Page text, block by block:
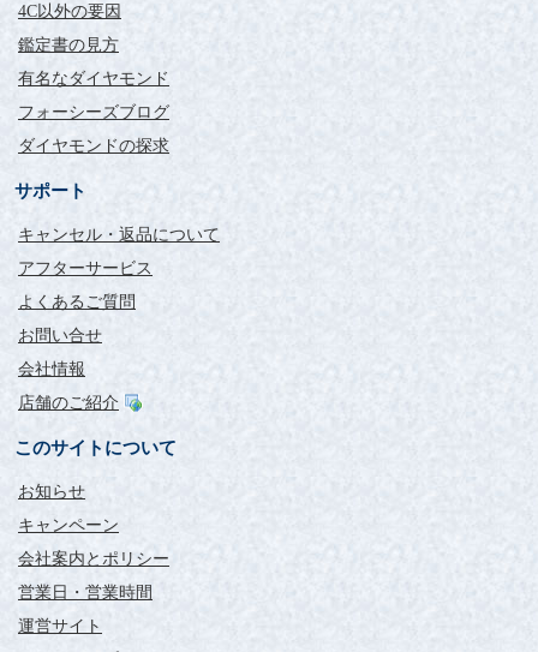
4C以外の要因
鑑定書の見方
有名なダイヤモンド
フォーシーズブログ
ダイヤモンドの探求
サポート
キャンセル・返品について
アフターサービス
よくあるご質問
お問い合せ
会社情報
店舗のご紹介
このサイトについて
お知らせ
キャンペーン
会社案内とポリシー
営業日・営業時間
運営サイト